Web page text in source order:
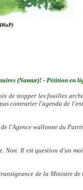
(Namur)! - Pétition en
de stopper les fouilles
contrarier l'agenda de
l'Agence wallonne du
Il est question d'un
de la Ministre